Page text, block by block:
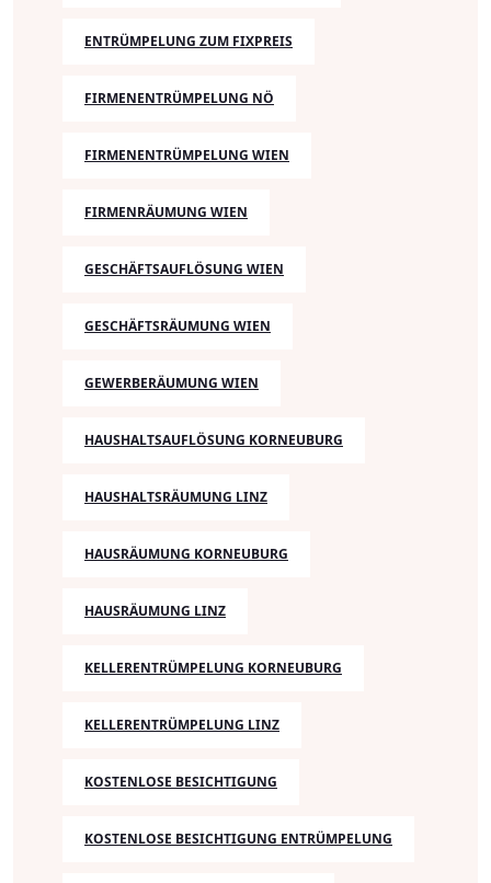
ENTRÜMPELUNG ZUM FIXPREIS
FIRMENENTRÜMPELUNG NÖ
FIRMENENTRÜMPELUNG WIEN
FIRMENRÄUMUNG WIEN
GESCHÄFTSAUFLÖSUNG WIEN
GESCHÄFTSRÄUMUNG WIEN
GEWERBERÄUMUNG WIEN
HAUSHALTSAUFLÖSUNG KORNEUBURG
HAUSHALTSRÄUMUNG LINZ
HAUSRÄUMUNG KORNEUBURG
HAUSRÄUMUNG LINZ
KELLERENTRÜMPELUNG KORNEUBURG
KELLERENTRÜMPELUNG LINZ
KOSTENLOSE BESICHTIGUNG
KOSTENLOSE BESICHTIGUNG ENTRÜMPELUNG